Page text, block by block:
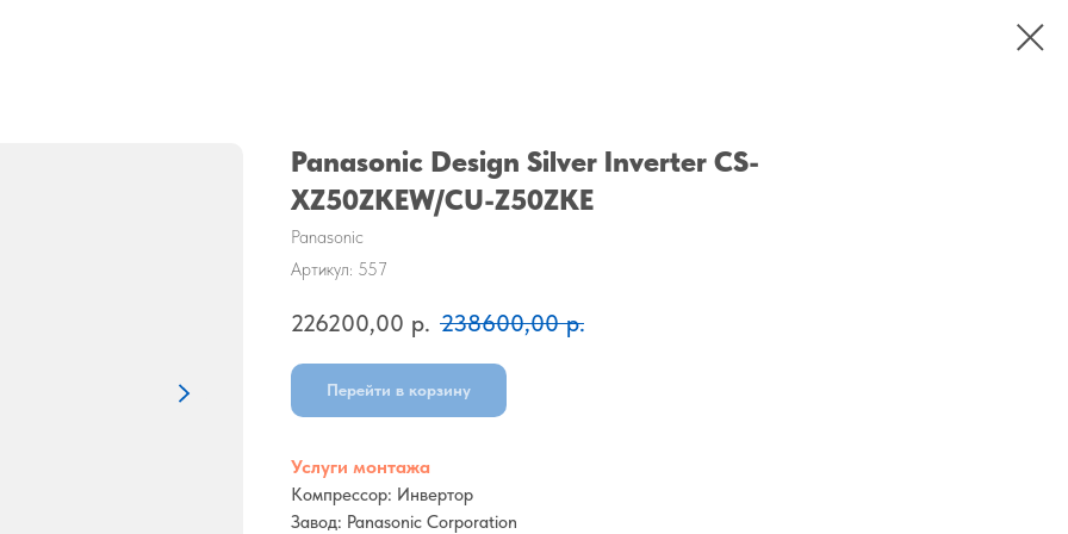
Panasonic Design Silver Inverter CS-
XZ50ZKEW/CU-Z50ZKE
Panasonic
Артикул: 557
226200,00 р. 238600,00 р.
Перейти в корзину
Услуги монтажа
Компрессор: Инвертор
Завод: Panasonic Corporation